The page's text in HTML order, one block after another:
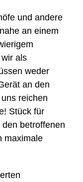
und andere
an einem
als
weder
an den
reichen
Stück für
betroffenen
maximale